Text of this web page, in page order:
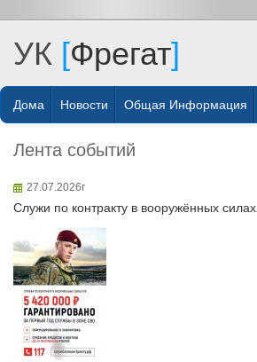
УК [Фрегат]
Дома Новости Общая Информация
Лента событий
27.07.2026г
Служи по контракту в вооружённых силах.